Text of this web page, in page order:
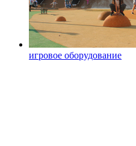
игровое оборудование